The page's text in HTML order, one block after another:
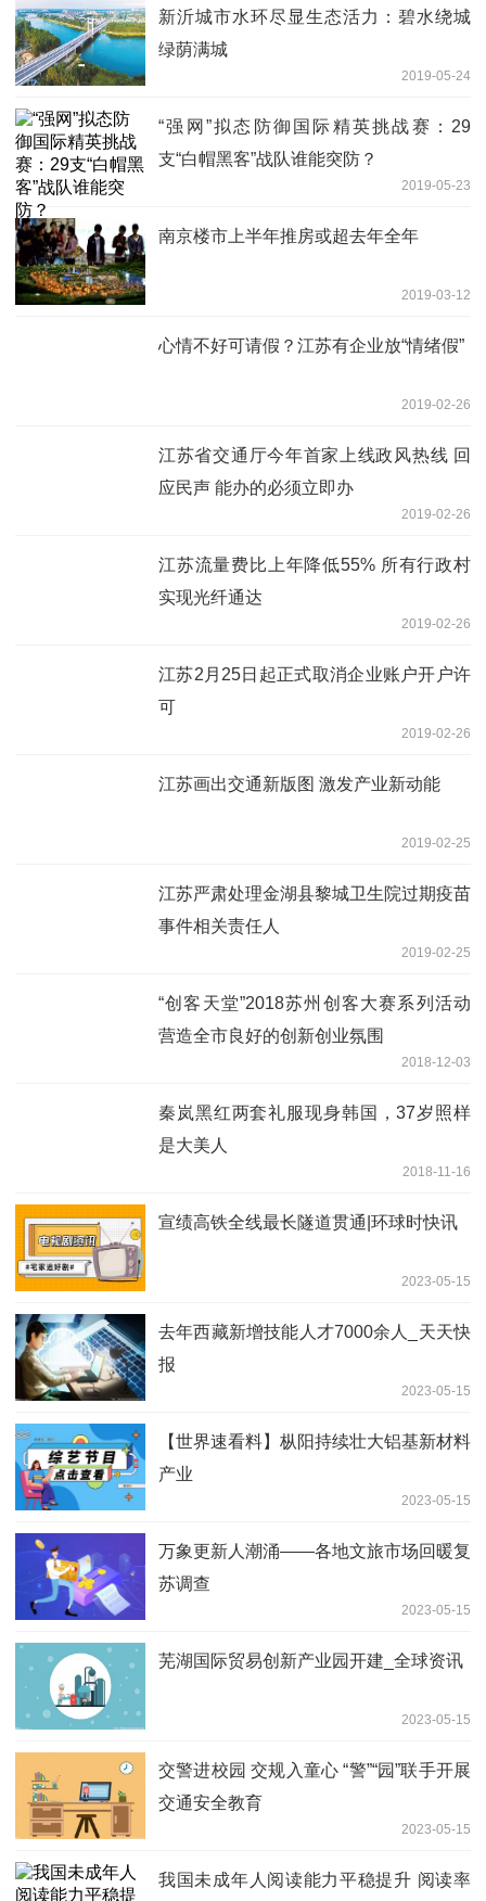
新沂城市水环尽显生态活力：碧水绕城
绿荫满城
2019-05-24
“强网”拟态防御国际精英挑战赛：29
支“白帽黑客”战队谁能突防？
2019-05-23
南京楼市上半年推房或超去年全年
2019-03-12
心情不好可请假？江苏有企业放“情绪假”
2019-02-26
江苏省交通厅今年首家上线政风热线 回
应民声 能办的必须立即办
2019-02-26
江苏流量费比上年降低55% 所有行政村
实现光纤通达
2019-02-26
江苏2月25日起正式取消企业账户开户许
可
2019-02-26
江苏画出交通新版图 激发产业新动能
2019-02-25
江苏严肃处理金湖县黎城卫生院过期疫苗
事件相关责任人
2019-02-25
“创客天堂”2018苏州创客大赛系列活动
营造全市良好的创新创业氛围
2018-12-03
秦岚黑红两套礼服现身韩国，37岁照样
是大美人
2018-11-16
宣绩高铁全线最长隧道贯通|环球时快讯
2023-05-15
去年西藏新增技能人才7000余人_天天快
报
2023-05-15
【世界速看料】枞阳持续壮大铝基新材料
产业
2023-05-15
万象更新人潮涌——各地文旅市场回暖复
苏调查
2023-05-15
芜湖国际贸易创新产业园开建_全球资讯
2023-05-15
交警进校园 交规入童心 “警”“园”联手开展
交通安全教育
2023-05-15
我国未成年人阅读能力平稳提升 阅读率